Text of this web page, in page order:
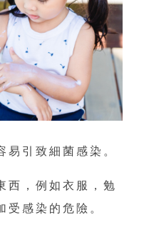
易引致細菌感染。
西，例如衣服，勉
受感染的危險。